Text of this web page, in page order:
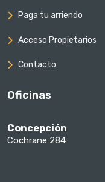
Paga tu arriendo
Acceso Propietarios
Contacto
Oficinas
Concepción
Cochrane 284